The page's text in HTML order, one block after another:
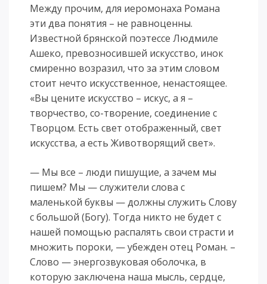
Между прочим, для иеромонаха Романа
эти два понятия – не равноценны.
Известной брянской поэтессе Людмиле
Ашеко, превозносившей искусство, инок
смиренно возразил, что за этим словом
стоит нечто искусственное, ненастоящее.
«Вы цените искусство – искус, а я –
творчество, со-творение, соединение с
Творцом. Есть свет отображенный, свет
искусства, а есть Животворящий свет».
— Мы все – люди пишущие, а зачем мы
пишем? Мы — служители слова с
маленькой буквы — должны служить Слову
с большой (Богу). Тогда никто не будет с
нашей помощью распалять свои страсти и
множить пороки, — убежден отец Роман. –
Слово — энергозвуковая оболочка, в
которую заключена наша мысль, сердце,